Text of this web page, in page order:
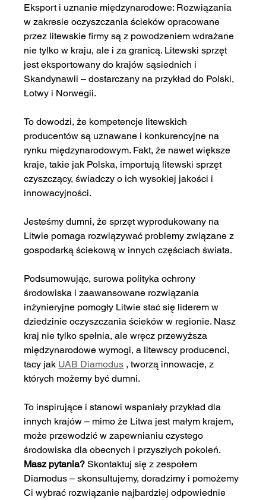
Eksport i uznanie międzynarodowe: Rozwiązania
w zakresie oczyszczania ścieków opracowane
przez litewskie firmy są z powodzeniem wdrażane
nie tylko w kraju, ale i za granicą. Litewski sprzęt
jest eksportowany do krajów sąsiednich i
Skandynawii – dostarczany na przykład do Polski,
Łotwy i Norwegii.
To dowodzi, że kompetencje litewskich
producentów są uznawane i konkurencyjne na
rynku międzynarodowym. Fakt, że nawet większe
kraje, takie jak Polska, importują litewski sprzęt
czyszczący, świadczy o ich wysokiej jakości i
innowacyjności.
Jesteśmy dumni, że sprzęt wyprodukowany na
Litwie pomaga rozwiązywać problemy związane z
gospodarką ściekową w innych częściach świata.
Podsumowując, surowa polityka ochrony
środowiska i zaawansowane rozwiązania
inżynieryjne pomogły Litwie stać się liderem w
dziedzinie oczyszczania ścieków w regionie. Nasz
kraj nie tylko spełnia, ale wręcz przewyższa
międzynarodowe wymogi, a litewscy producenci,
tacy jak UAB Diamodus , tworzą innowacje, z
których możemy być dumni.
To inspirujące i stanowi wspaniały przykład dla
innych krajów – mimo że Litwa jest małym krajem,
może przewodzić w zapewnianiu czystego
środowiska dla obecnych i przyszłych pokoleń.
Masz pytania? Skontaktuj się z zespołem
Diamodus – skonsultujemy, doradzimy i pomożemy
Ci wybrać rozwiązanie najbardziej odpowiednie